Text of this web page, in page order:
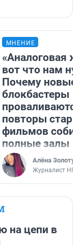
МНЕНИЕ
«Аналоговая
вот что нам
Почему новые
блокбастеры
повторы
фильмов
полные залы
Алёна
Журналист НГС
на цепи в